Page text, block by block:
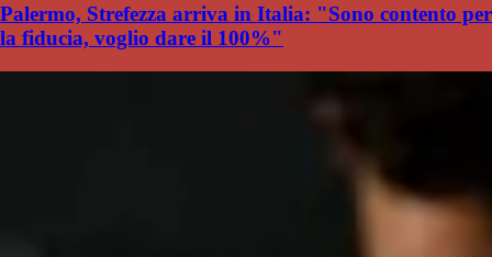
Palermo, Strefezza arriva in Italia: "Sono contento per
la fiducia, voglio dare il 100%"